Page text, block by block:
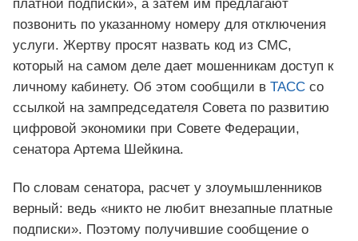
платной подписки», а затем им предлагают
позвонить по указанному номеру для отключения
услуги. Жертву просят назвать код из СМС,
который на самом деле дает мошенникам доступ к
личному кабинету. Об этом сообщили в ТАСС со
ссылкой на зампредседателя Совета по развитию
цифровой экономики при Совете Федерации,
сенатора Артема Шейкина.
По словам сенатора, расчет у злоумышленников
верный: ведь «никто не любит внезапные платные
подписки». Поэтому получившие сообщение о